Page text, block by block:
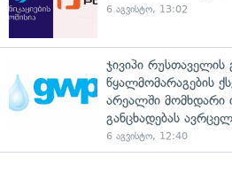
6 აგვისტო, 13:02
ჯივიპი რუსთაველის
წყალმომარაგების
არეალში მომხდარი
განცხადებას
6 აგვისტო, 12:40